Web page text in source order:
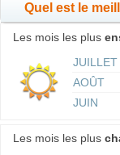
Quel est le
Les mois les plus
JUILLET
AOÛT
JUIN
Les mois les plus